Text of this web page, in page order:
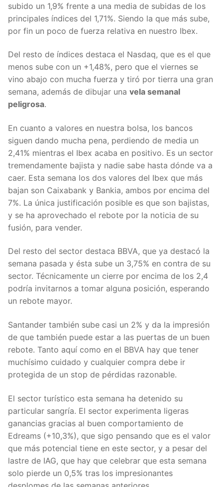
subido un 1,9% frente a una media de subidas de los
principales índices del 1,71%. Siendo la que más sube,
por fin un poco de fuerza relativa en nuestro Ibex.
Del resto de índices destaca el Nasdaq, que es el que
menos sube con un +1,48%, pero que el viernes se
vino abajo con mucha fuerza y tiró por tierra una gran
semana, además de dibujar una vela semanal
peligrosa.
En cuanto a valores en nuestra bolsa, los bancos
siguen dando mucha pena, perdiendo de media un
2,41% mientras el Ibex acaba en positivo. Es un sector
tremendamente bajista y nadie sabe hasta dónde va a
caer. Esta semana los dos valores del Ibex que más
bajan son Caixabank y Bankia, ambos por encima del
7%. La única justificación posible es que son bajistas,
y se ha aprovechado el rebote por la noticia de su
fusión, para vender.
Del resto del sector destaca BBVA, que ya destacó la
semana pasada y ésta sube un 3,75% en contra de su
sector. Técnicamente un cierre por encima de los 2,4
podría invitarnos a tomar alguna posición, esperando
un rebote mayor.
Santander también sube casi un 2% y da la impresión
de que también puede estar a las puertas de un buen
rebote. Tanto aquí como en el BBVA hay que tener
muchísimo cuidado y cualquier compra debe ir
protegida de un stop de pérdidas razonable.
El sector turístico esta semana ha detenido su
particular sangría. El sector experimenta ligeras
ganancias gracias al buen comportamiento de
Edreams (+10,3%), que sigo pensando que es el valor
que más potencial tiene en este sector, y a pesar del
lastre de IAG, que hay que celebrar que esta semana
solo pierde un 0,5% tras los impresionantes